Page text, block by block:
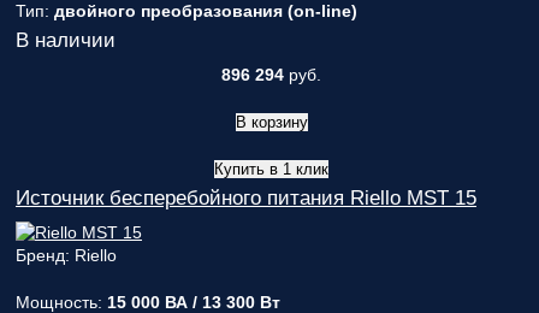
Тип: двойного преобразования (on-line)
В наличии
896 294 руб.
В корзину
Купить в 1 клик
Источник бесперебойного питания Riello MST 15
Бренд: Riello
Мощность: 15 000 ВА / 13 300 Вт